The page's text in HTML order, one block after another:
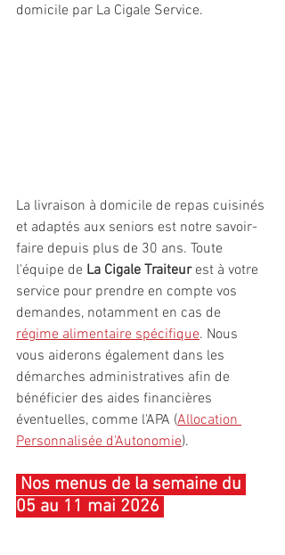
domicile par La Cigale Service.
La livraison à domicile de repas cuisinés
et adaptés aux seniors est notre savoir-
faire depuis plus de 30 ans. Toute
l'équipe de La Cigale Traiteur est à votre
service pour prendre en compte vos
demandes, notamment en cas de
régime alimentaire spécifique. Nous
vous aiderons également dans les
démarches administratives afin de
bénéficier des aides financières
éventuelles, comme l'APA (Allocation
Personnalisée d'Autonomie).
05 au 11 mai 2026